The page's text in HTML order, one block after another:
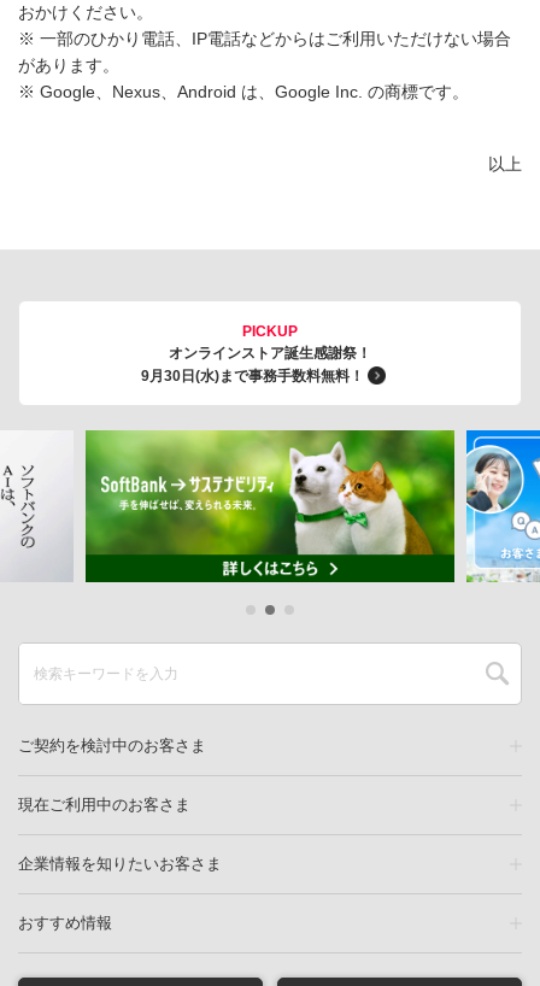
おかけください。
※ 一部のひかり電話、IP電話などからはご利用いただけない場合
があります。
※ Google、Nexus、Android は、Google Inc. の商標です。
以上
PICKUP
オンラインストア誕生感謝祭！
9月30日(水)まで事務手数料無料！
ご契約を検討中のお客さま
現在ご利用中のお客さま
企業情報を知りたいお客さま
おすすめ情報